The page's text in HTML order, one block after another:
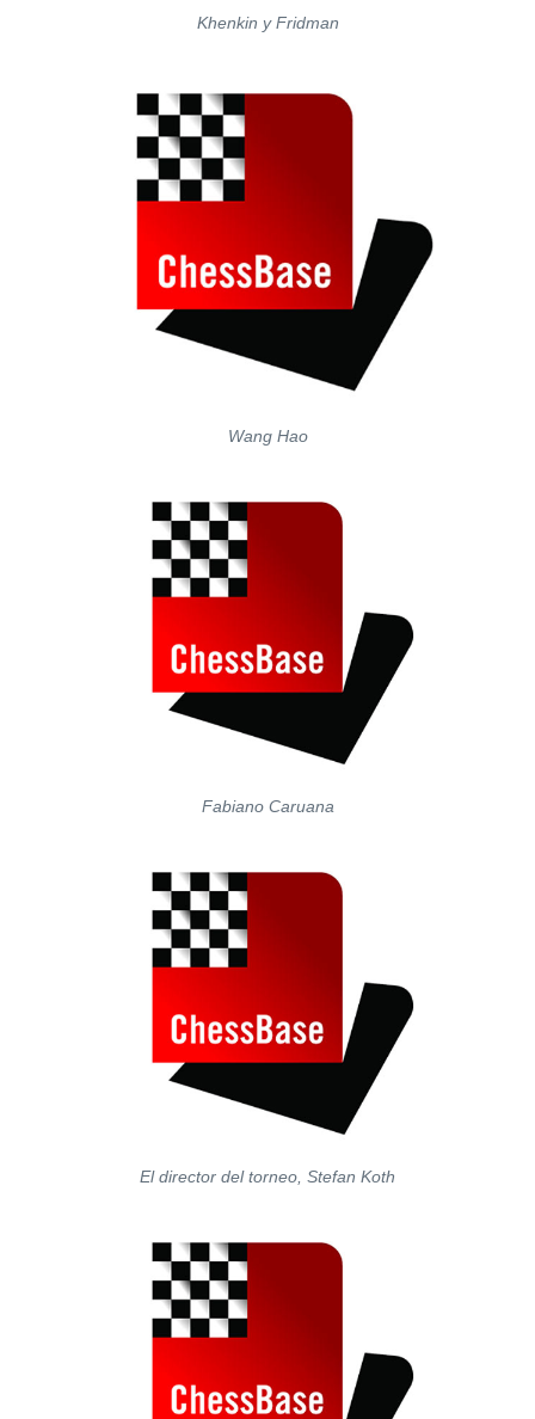
Khenkin y Fridman
Wang Hao
Fabiano Caruana
El director del torneo, Stefan Koth